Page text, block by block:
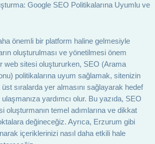
Google SEO Politikalarına Uyumlu ve
önemli bir platform haline gelmesiyle
oluşturulması ve yönetilmesi önem
web sitesi oluştururken, SEO (Arama
politikalarına uyum sağlamak, sitenizin
sıralarda yer almasını sağlayarak hedef
yardımcı olur. Bu yazıda, SEO
oluşturmanın temel adımlarına ve dikkat
değineceğiz. Ayrıca, Erzurum gibi
içeriklerinizi nasıl daha etkili hale